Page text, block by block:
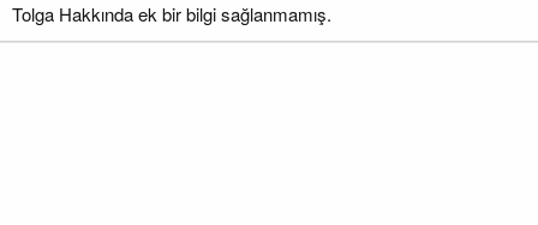
Tolga Hakkında ek bir bilgi sağlanmamış.